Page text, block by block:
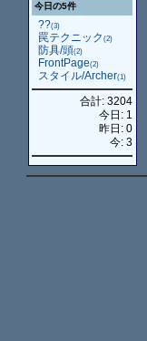
今日の5件
??(3)
罠テクニック(2)
防具/頭(2)
FrontPage(2)
スタイル/Archer(1)
合計: 3204
今日: 1
昨日: 0
今: 3